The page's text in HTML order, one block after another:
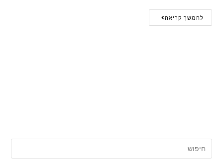
להמשך קריאה